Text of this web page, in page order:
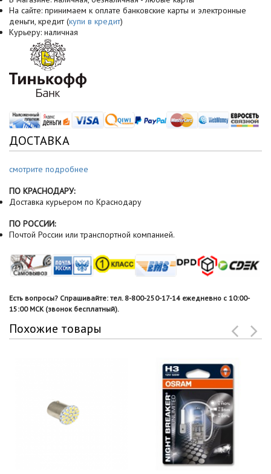
На сайте: принимаем к оплате банковские карты и электронные
деньги, кредит (купи в кредит)
Курьеру: наличная
ДОСТАВКА
смотрите подробнее
ПО КРАСНОДАРУ:
Доставка курьером по Краснодару
ПО РОССИИ:
Почтой России или транспортной компанией.
Есть вопросы? Спрашивайте: тел. 8-800-250-17-14 ежедневно с 10:00-
15:00 МСК (звонок бесплатный).
Похожие товары